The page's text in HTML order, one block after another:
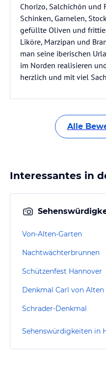
Chorizo, Salchichón und
Schinken, Garnelen,
gefüllte Oliven und
Liköre, Marzipan und
man seine iberischen
im Norden realisieren
herzlich und mit viel
Alle
Interessantes in
Von-Alten-Garten
Nachtwächterbrunnen
Schützenfest Hannover
Denkmal Carl von Alten
Schrader-Denkmal
Sehenswürdigkeiten in